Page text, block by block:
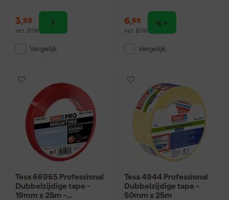
3,99
incl. BTW
Vergelijk
6,99
incl. BTW
Vergelijk
Tesa 66965 Professional
Dubbelzijdige tape -
19mm x 25m -
Tesa 4944 Professional
Dubbelzijdige tape -
50mm x 25m